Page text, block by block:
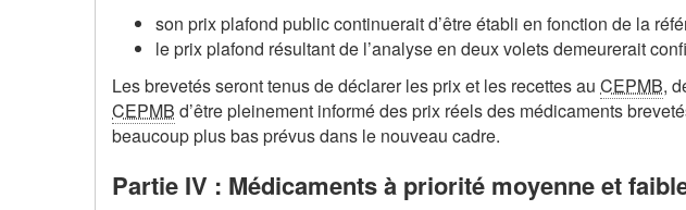
son prix plafond public continuerait d’être établi en fonction de la
le prix plafond résultant de l’analyse en deux volets demeurerait
Les brevetés seront tenus de déclarer les prix et les recettes au CEPMB,
CEPMB d’être pleinement informé des prix réels des médicaments
beaucoup plus bas prévus dans le nouveau cadre.
Partie IV : Médicaments à priorité moyenne et